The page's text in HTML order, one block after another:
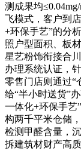
测成果均
飞模式，客户到
+环保手艺”的分
照户型面积、板
星艺粉饰衔接合
办理系统认证，
零售门店则通过“
给“半小时送货”
一体化+环保手艺
构两千平米仓储
检测甲醛含量，
拆建筑材财产高